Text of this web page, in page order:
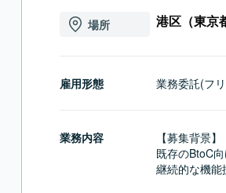
場所 港区（東京
雇用形態 業務委託(フ
業務内容
【募集背景】
既存のBtoC
継続的な機能